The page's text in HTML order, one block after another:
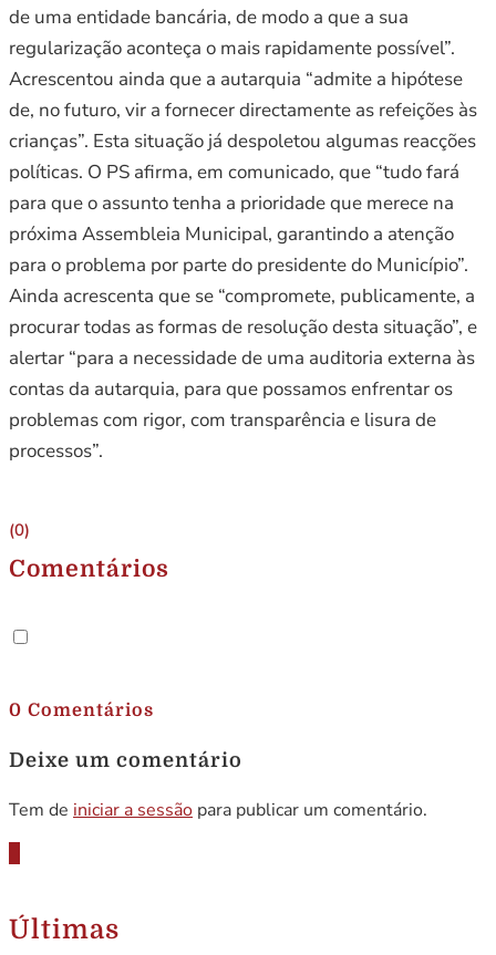
de uma entidade bancária, de modo a que a sua
regularização aconteça o mais rapidamente possível”.
Acrescentou ainda que a autarquia “admite a hipótese
de, no futuro, vir a fornecer directamente as refeições às
crianças”. Esta situação já despoletou algumas reacções
políticas. O PS afirma, em comunicado, que “tudo fará
para que o assunto tenha a prioridade que merece na
próxima Assembleia Municipal, garantindo a atenção
para o problema por parte do presidente do Município”.
Ainda acrescenta que se “compromete, publicamente, a
procurar todas as formas de resolução desta situação”, e
alertar “para a necessidade de uma auditoria externa às
contas da autarquia, para que possamos enfrentar os
problemas com rigor, com transparência e lisura de
processos”.
(0)
Comentários
0 Comentários
Deixe um comentário
Tem de iniciar a sessão para publicar um comentário.
Últimas